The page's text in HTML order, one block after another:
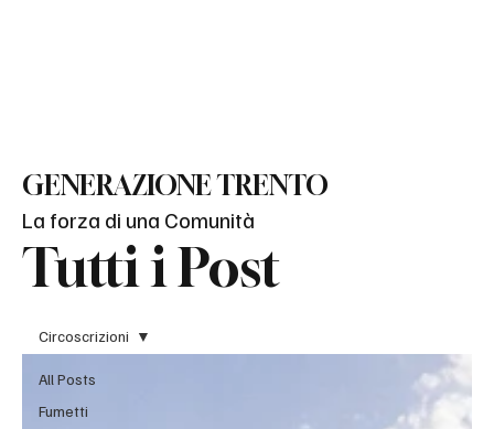
Tutti i Post
GENERAZIONE TRENTO
La forza di una Comunità
All Posts
Fumetti
Circoscrizioni